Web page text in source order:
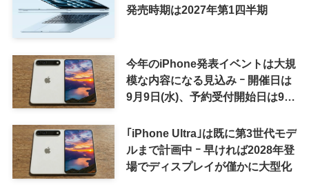
発売時期は2027年第1四半期
今年のiPhone発表イベントは大規
模な内容になる見込み ｰ 開催日は
9月9日(水)、予約受付開始日は9月
｢iPhone Ultra｣は既に第3世代モデ
ルまで計画中 ｰ 早ければ2028年登
場でディスプレイが僅かに大型化